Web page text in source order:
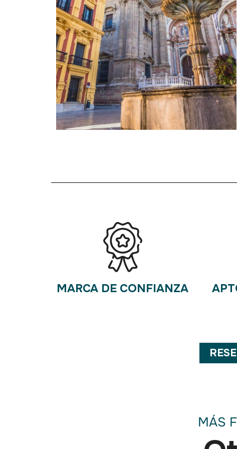
MARCA DE CONFIANZA
MÁS